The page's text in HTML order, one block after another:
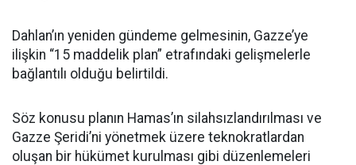
Dahlan’ın yeniden gündeme gelmesinin, Gazze’ye
ilişkin “15 maddelik plan” etrafındaki gelişmelerle
bağlantılı olduğu belirtildi.
Söz konusu planın Hamas’ın silahsızlandırılması ve
Gazze Şeridi’ni yönetmek üzere teknokratlardan
oluşan bir hükümet kurulması gibi düzenlemeleri